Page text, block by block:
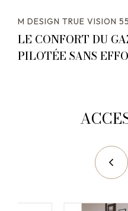
M DESIGN TRUE VISION
LE CONFORT DU
PILOTÉE SANS